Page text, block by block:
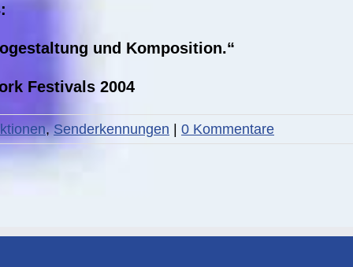
und Komposition.“
Festivals 2004
,Senderkennungen 0 Kommentare